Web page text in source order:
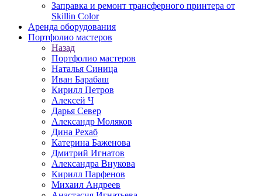
Заправка и ремонт трансферного принтера от
Skillin Color
Аренда оборудования
Портфолио мастеров
Назад
Портфолио мастеров
Наталья Синица
Иван Барабаш
Кирилл Петров
Алексей Ч
Дарья Север
Александр Моляков
Дина Рехаб
Катерина Баженова
Дмитрий Игнатов
Александра Внукова
Кирилл Парфенов
Михаил Андреев